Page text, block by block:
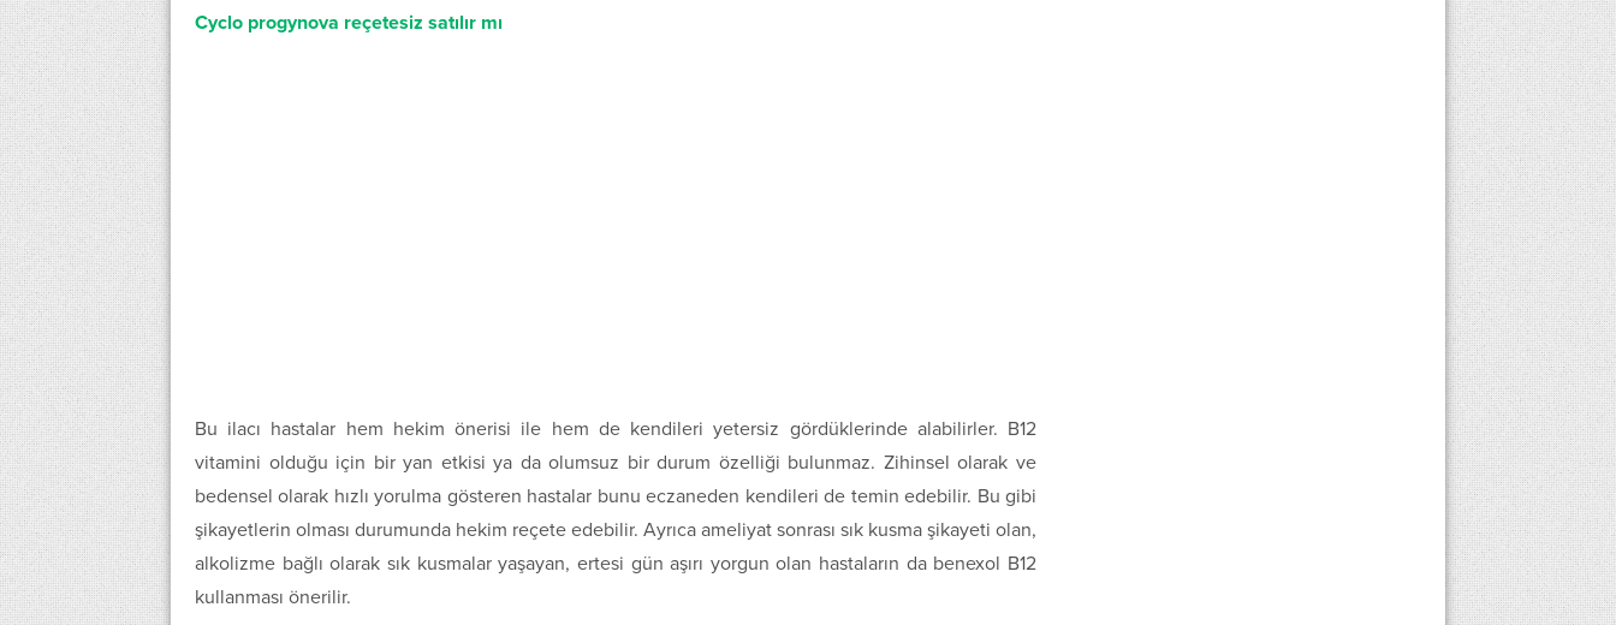
Cyclo progynova reçetesiz satılır mı
Bu ilacı hastalar hem hekim önerisi ile hem de kendileri yetersiz gördüklerinde alabilirler. B12
vitamini olduğu için bir yan etkisi ya da olumsuz bir durum özelliği bulunmaz. Zihinsel olarak ve
bedensel olarak hızlı yorulma gösteren hastalar bunu eczaneden kendileri de temin edebilir. Bu gibi
şikayetlerin olması durumunda hekim reçete edebilir. Ayrıca ameliyat sonrası sık kusma şikayeti olan,
alkolizme bağlı olarak sık kusmalar yaşayan, ertesi gün aşırı yorgun olan hastaların da benexol B12
kullanması önerilir.